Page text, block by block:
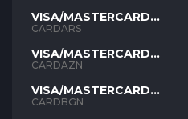
VISA/MASTERCARD
ARS
CARDARS
VISA/MASTERCARD
AZN
CARDAZN
VISA/MASTERCARD
BGN
CARDBGN